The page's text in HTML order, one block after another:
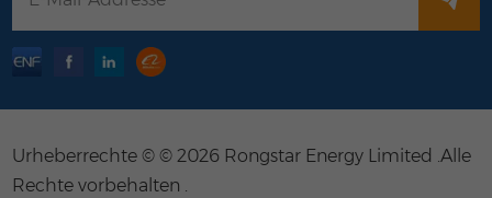
Urheberrechte © © 2026 Rongstar Energy Limited .Alle
Rechte vorbehalten .